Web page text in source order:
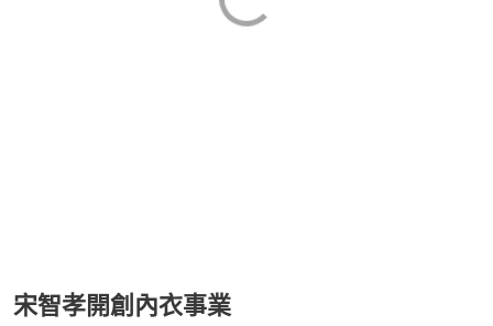
宋智孝開創內衣事業